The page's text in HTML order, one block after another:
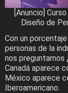
[Anuncio]
Diseño de
Con un
personas de la
nos preguntamos
Canadá aparece
México aparece
Iberoamericano.